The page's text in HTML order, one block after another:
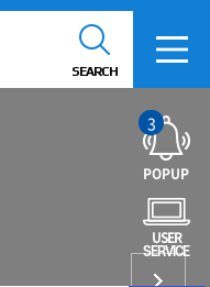
SEARCH
POPUP
3
USER
SERVICE